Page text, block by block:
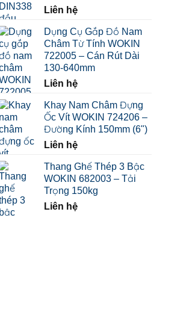
Liên hệ
Dụng Cụ Gắp Đồ Nam
Châm Từ Tính WOKIN
722005 – Cán Rút Dài
130-640mm
Liên hệ
Khay Nam Châm Đựng
Ốc Vít WOKIN 724206 –
Đường Kính 150mm (6")
Liên hệ
Thang Ghế Thép 3 Bậc
WOKIN 682003 – Tải
Trọng 150kg
Liên hệ